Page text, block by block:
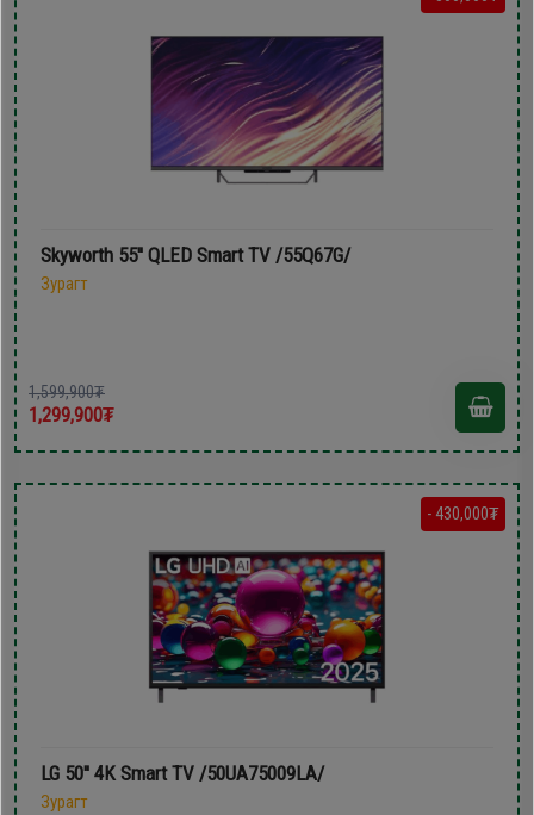
Skyworth 55'' QLED Smart TV /55Q67G/
Зурагт
1,599,900₮
1,299,900₮
- 430,000₮
LG 50'' 4K Smart TV /50UA75009LA/
Зурагт